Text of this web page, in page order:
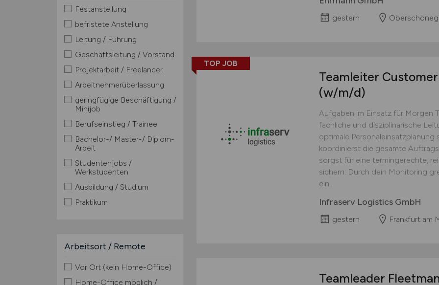
Festanstellung
befristete Anstellung
Leitung / Führung
Geschäftsleitung / Vorstand
Projektarbeit / Freelancer
Arbeitnehmerüberlassung
geringfügige Beschäftigung /
Minijob
Berufseinstieg / Trainee
Bachelor-/ Master-/ Diplom-
Arbeit
Studentenjobs /
Werkstudenten
Ausbildung / Studium
Praktikum
Arbeitsort / Remote
Vor Ort (kein Home-Office)
Home-Office möglich /
gestern
TOP JOB
Teamleiter
(w/m/d)
Aufgaben im Einsatz für Morgen
fachliche und disziplinarische
optimale Personaleinsatzplanung
koordinierst die gesamte
sorgst für eine termingerechte,
sichern: Durch dein Monitoring
ein...
Infraserv Logistics GmbH
gestern Frankfurt am
Teamleader